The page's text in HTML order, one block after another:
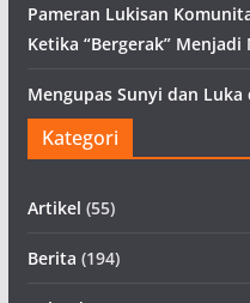
Pameran Lukisan
Ketika “Bergerak”
Mengupas Sunyi dan Luka
Kategori
Artikel (55)
Berita (194)